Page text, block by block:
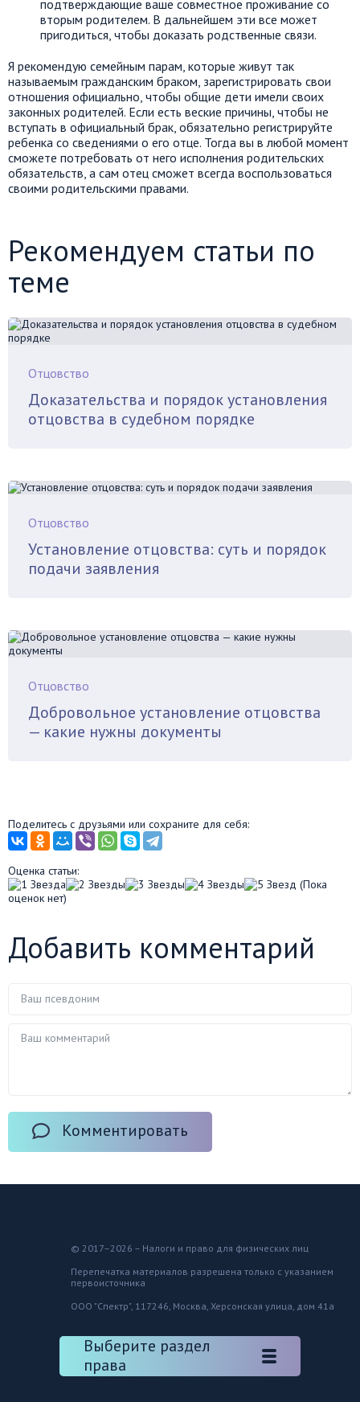
подтверждающие ваше совместное проживание со
вторым родителем. В дальнейшем эти все может
пригодиться, чтобы доказать родственные связи.
Я рекомендую семейным парам, которые живут так
называемым гражданским браком, зарегистрировать свои
отношения официально, чтобы общие дети имели своих
законных родителей. Если есть веские причины, чтобы не
вступать в официальный брак, обязательно регистрируйте
ребенка со сведениями о его отце. Тогда вы в любой момент
сможете потребовать от него исполнения родительских
обязательств, а сам отец сможет всегда воспользоваться
своими родительскими правами.
Рекомендуем статьи по
теме
Отцовство
Доказательства и порядок установления
отцовства в судебном порядке
Отцовство
Установление отцовства: суть и порядок
подачи заявления
Отцовство
Добровольное установление отцовства
— какие нужны документы
Поделитесь с друзьями или сохраните для себя:
Оценка статьи:
(Пока
оценок нет)
Добавить комментарий
Комментировать
© 2017–2026 – Налоги и право для физических лиц
Перепечатка материалов разрешена только с указанием
первоисточника
ООО "Спектр", 117246, Москва, Херсонская улица, дом 41а
Выберите раздел
права